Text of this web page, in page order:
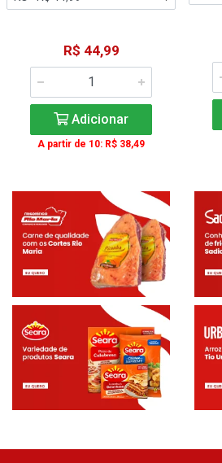
R$ 44,99
Adicionar
A partir de 10: R$ 38,49